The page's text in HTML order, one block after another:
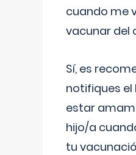
cuando me
vacunar del
Sí, es
notifiques el
estar
hijo/a
tu